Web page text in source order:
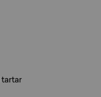
tartar